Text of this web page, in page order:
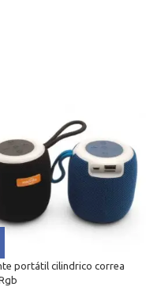
portátil cilindrico correa